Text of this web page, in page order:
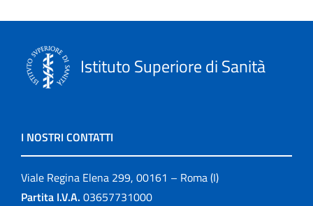
Istituto Superiore di Sanità
I NOSTRI CONTATTI
Viale Regina Elena 299, 00161 – Roma (I)
Partita I.V.A. 03657731000